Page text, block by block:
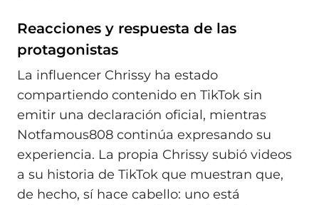
Reacciones y respuesta de las
protagonistas
La influencer Chrissy ha estado
compartiendo contenido en TikTok sin
emitir una declaración oficial, mientras
Notfamous808 continúa expresando su
experiencia. La propia Chrissy subió videos
a su historia de TikTok que muestran que,
de hecho, sí hace cabello: uno está